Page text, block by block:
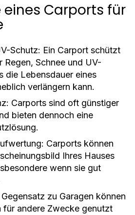
eines Carports für
Schutz: Ein Carport schützt
Regen, Schnee und UV-
die Lebensdauer eines
verlängern kann.
Carports sind oft günstiger
bieten dennoch eine
Carports können
Ihres Hauses
wenn sie gut
Gegensatz zu Garagen können
für andere Zwecke genutzt